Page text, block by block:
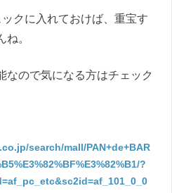
クに入れておけば、重宝す
。
なので気になる方はチェック
search/mall/PAN+de+BAR
?